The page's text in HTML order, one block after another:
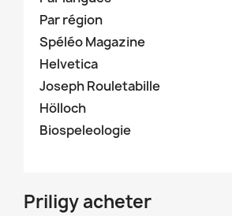
Par région
Spéléo Magazine
Helvetica
Joseph Rouletabille
Hölloch
Biospeleologie
Priligy acheter